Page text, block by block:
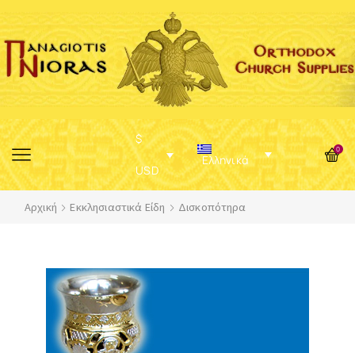
$
USD
Ελληνικά
0
Αρχική Εκκλησιαστικά Είδη Δισκοπότηρα